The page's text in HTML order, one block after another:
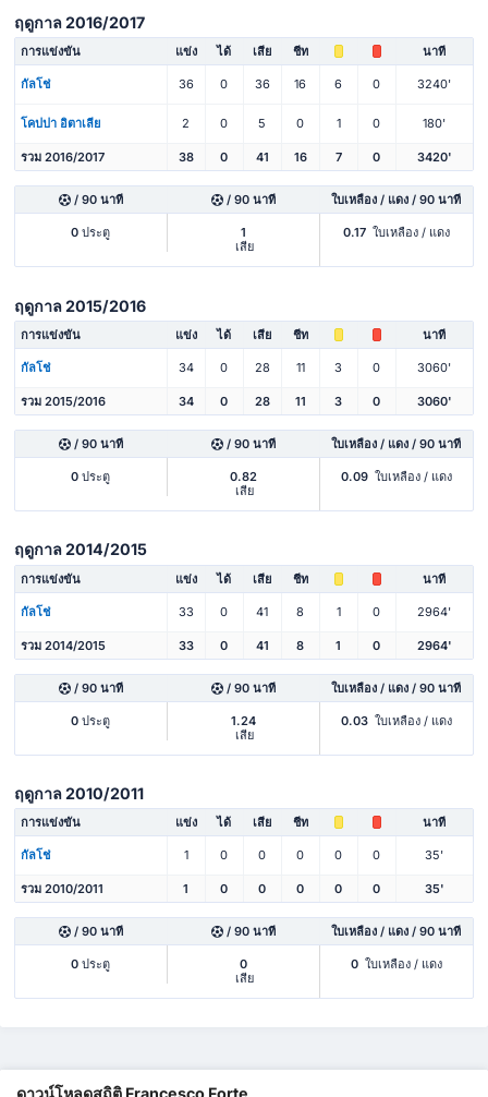
ฤดูกาล 2016/2017
การแข่งขัน แข่ง ได้ เสีย ชีท นาที
กัลโช่ 36 0 36 16 6 0 3240'
โคปปา อิตาเลีย 2 0 5 0 1 0 180'
รวม 2016/2017 38 0 41 16 7 0 3420'
/ 90 นาที / 90 นาที ใบเหลือง / แดง / 90 นาที
0 ประตู
1
เสีย
0.17 ใบเหลือง / แดง
ฤดูกาล 2015/2016
การแข่งขัน แข่ง ได้ เสีย ชีท นาที
กัลโช่ 34 0 28 11 3 0 3060'
รวม 2015/2016 34 0 28 11 3 0 3060'
/ 90 นาที / 90 นาที ใบเหลือง / แดง / 90 นาที
0 ประตู
0.82
เสีย
0.09 ใบเหลือง / แดง
ฤดูกาล 2014/2015
การแข่งขัน แข่ง ได้ เสีย ชีท นาที
กัลโช่ 33 0 41 8 1 0 2964'
รวม 2014/2015 33 0 41 8 1 0 2964'
/ 90 นาที / 90 นาที ใบเหลือง / แดง / 90 นาที
0 ประตู
1.24
เสีย
0.03 ใบเหลือง / แดง
ฤดูกาล 2010/2011
การแข่งขัน แข่ง ได้ เสีย ชีท นาที
กัลโช่ 1 0 0 0 0 0 35'
รวม 2010/2011 1 0 0 0 0 0 35'
/ 90 นาที / 90 นาที ใบเหลือง / แดง / 90 นาที
0 ประตู
0
เสีย
0 ใบเหลือง / แดง
ดาวน์โหลดสถิติ Francesco Forte